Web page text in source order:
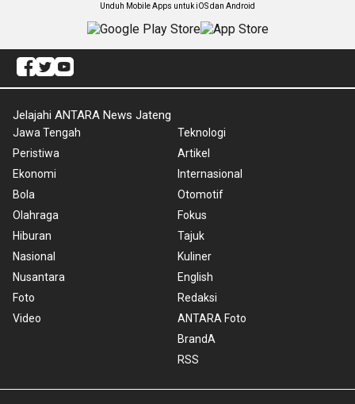
Unduh Mobile Apps untuk iOS dan Android
Jelajahi ANTARA News Jateng
Jawa Tengah
Peristiwa
Ekonomi
Bola
Olahraga
Hiburan
Nasional
Nusantara
Foto
Video
Teknologi
Artikel
Internasional
Otomotif
Fokus
Tajuk
Kuliner
English
Redaksi
ANTARA Foto
BrandA
RSS